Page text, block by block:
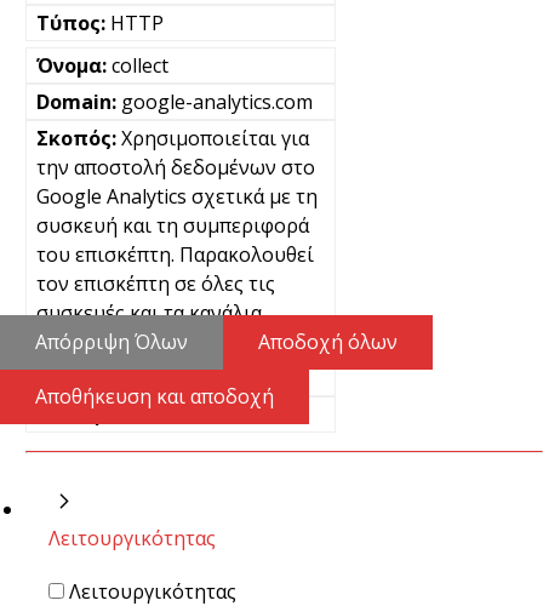
HTTP
collect
google-analytics.com
Χρησιμοποιείται για
την αποστολή δεδομένων στο
Google Analytics σχετικά με τη
συσκευή και τη συμπεριφορά
του επισκέπτη. Παρακολουθεί
τον επισκέπτη σε όλες τις
συσκευές και τα κανάλια
μάρκετινγκ.
Μόνιμα
Pixel
Λειτουργικότητας
Λειτουργικότητας
Απόρριψη Όλων Αποδοχή όλων
Αποθήκευση και αποδοχή